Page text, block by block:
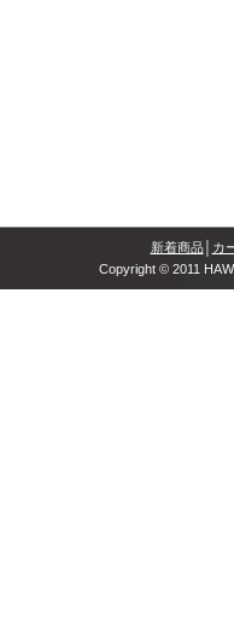
新着商品│
カ
Copyright © 2011